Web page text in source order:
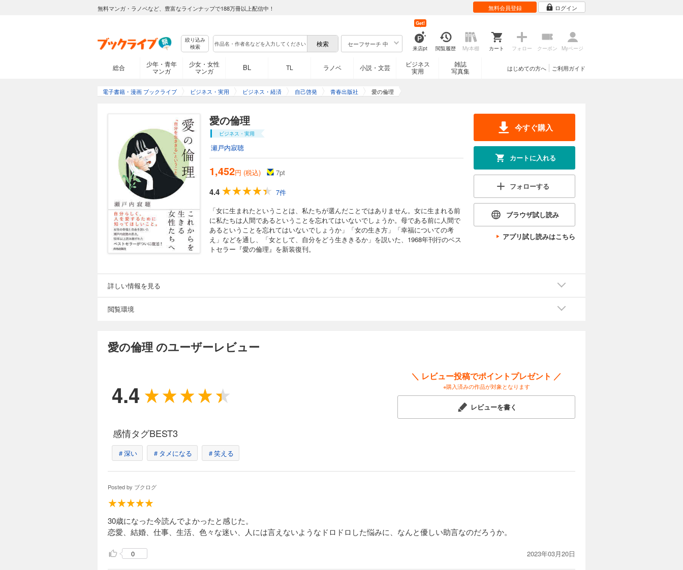
無料マンガ・ラノベなど、豊富なラインナップで188万冊以上配信中！ 無料会員登録 ログイン
絞り込み
検索
セーフサーチ 中
来店pt
Get!
閲覧履歴 My本棚 カート フォロー クーポン Myページ
総合
少年・青年
マンガ
少女・女性
マンガ
BL TL ラノベ 小説・文芸
ビジネス
実用
雑誌
写真集
ご利用ガイド
はじめての方へ
電子書籍・漫画 ブックライブ ビジネス・実用 ビジネス・経済 自己啓発 青春出版社 愛の倫理
愛の倫理
ビジネス・実用
瀬戸内寂聴
1,452円 (税込) 7pt
4.4
7件
「女に生まれたということは、私たちが選んだことではありません。女に生まれる前
に私たちは人間であるということを忘れてはいないでしょうか。母である前に人間で
あるということを忘れてはいないでしょうか」「女の生き方」「幸福についての考
え」などを通し、「女として、自分をどう生ききるか」を説いた、1968年刊行のベス
トセラー『愛の倫理』を新装復刊。
今すぐ購入
カートに入れる
フォローする
ブラウザ試し読み
アプリ試し読みはこちら
詳しい情報を見る
閲覧環境
愛の倫理 のユーザーレビュー
4.4
＼ レビュー投稿でポイントプレゼント ／
※購入済みの作品が対象となります
レビューを書く
感情タグBEST3
＃深い ＃タメになる ＃笑える
Posted by ブクログ
30歳になった今読んでよかったと感じた。
恋愛、結婚、仕事、生活、色々な迷い、人には言えないようなドロドロした悩みに、なんと優しい助言なのだろうか。
0 2023年03月20日